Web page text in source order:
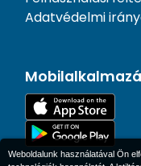
Adatvédelmi
Weboldalunk használatával Ön